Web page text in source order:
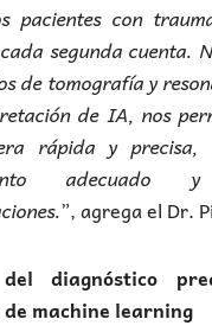
pacientes con
segunda cuenta.
de tomografía y
de IA, nos
rápida y precisa,
adecuado y
”, agrega el Dr.
diagnóstico
de machine learning